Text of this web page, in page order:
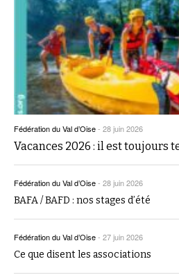
Fédération du Val d’Oise- 28 juin 2026
Vacances 2026 : il est toujours
Fédération du Val d’Oise- 28 juin 2026
BAFA / BAFD : nos stages d’été
Fédération du Val d’Oise- 27 juin 2026
Ce que disent les associations